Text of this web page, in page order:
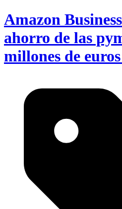
Amazon
ahorro de las
millones de